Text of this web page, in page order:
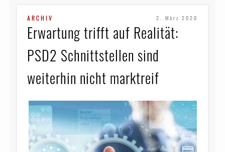
ARCHIV 2. März 2020
Erwartung trifft auf Realität:
PSD2 Schnittstellen sind
weiterhin nicht marktreif